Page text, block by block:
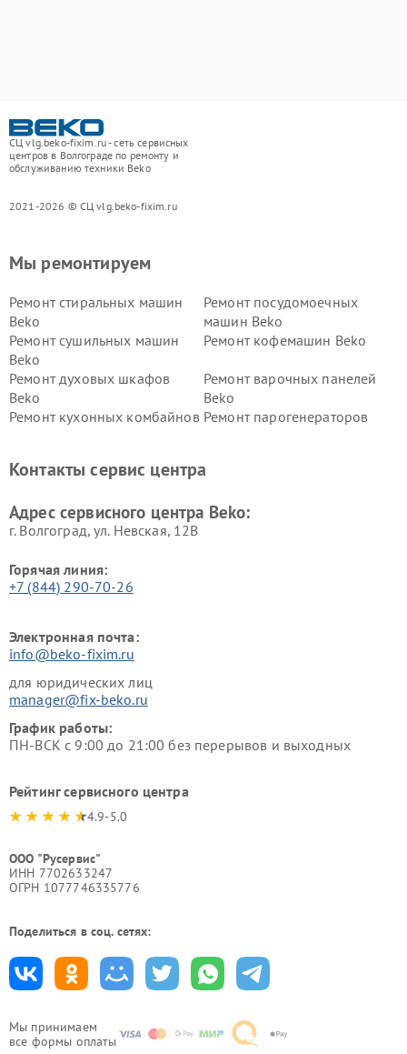
СЦ vlg.beko-fixim.ru - сеть сервисных
центров в Волгограде по ремонту и
обслуживанию техники Beko
2021-2026 © СЦ vlg.beko-fixim.ru
Мы принимаем
все формы оплаты
Мы ремонтируем
Ремонт стиральных машин
Beko
Ремонт посудомоечных
машин Beko
Ремонт сушильных машин
Beko
Ремонт кофемашин Beko
Ремонт духовых шкафов
Beko
Ремонт варочных панелей
Beko
Ремонт кухонных комбайнов Ремонт парогенераторов
Ремонт холодильников Beko Ремонт морозильных камер
Контакты сервис центра
Адрес сервисного центра Beko:
г. Волгоград, ул. Невская, 12В
Горячая линия:
+7 (844) 290-70-26
Электронная почта:
info@beko-fixim.ru
для юридических лиц
manager@fix-beko.ru
График работы:
ПН-ВСК с 9:00 до 21:00 без перерывов и выходных
Рейтинг сервисного центра
4.9-5.0
ООО "Русервис"
ИНН 7702633247
ОГРН 1077746335776
Поделиться в соц. сетях: